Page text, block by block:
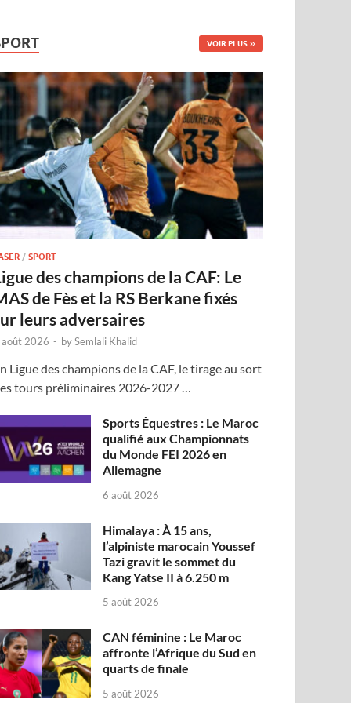
VOIR PLUS
/SPORT
des champions de la CAF: Le
de Fès et la RS Berkane fixés
leurs adversaires
2026 - bySemlali Khalid
Ligue des champions de la CAF, le tirage au sort
tours préliminaires 2026-2027 …
Sports Équestres : Le Maroc
qualifié aux Championnats
du Monde FEI 2026 en
Allemagne
6 août 2026
Himalaya : À 15 ans,
l’alpiniste marocain Youssef
Tazi gravit le sommet du
Kang Yatse II à 6.250 m
5 août 2026
CAN féminine : Le Maroc
affronte l’Afrique du Sud en
quarts de finale
5 août 2026